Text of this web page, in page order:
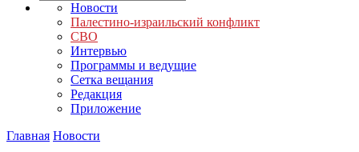
Новости
Палестино-израильский конфликт
СВО
Интервью
Программы и ведущие
Сетка вещания
Редакция
Приложение
Главная Новости